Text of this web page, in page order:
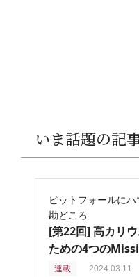
いま話題の記
ピットフォールに
勘どころ
[第22回] 高カリ
ための4つの
連載 2024.03.11